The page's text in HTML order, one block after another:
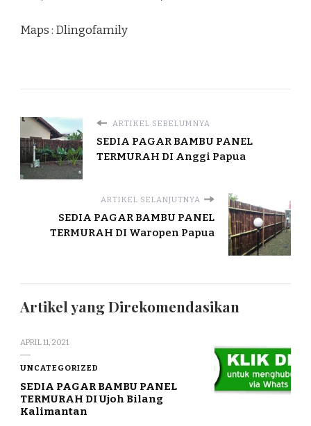
Maps : Dlingofamily
ARTIKEL SEBELUMNYA
SEDIA PAGAR BAMBU PANEL
TERMURAH DI Anggi Papua
ARTIKEL SELANJUTNYA
SEDIA PAGAR BAMBU PANEL
TERMURAH DI Waropen Papua
Artikel yang Direkomendasikan
APRIL 11, 2021
UNCATEGORIZED
SEDIA PAGAR BAMBU PANEL
TERMURAH DI Ujoh Bilang
Kalimantan